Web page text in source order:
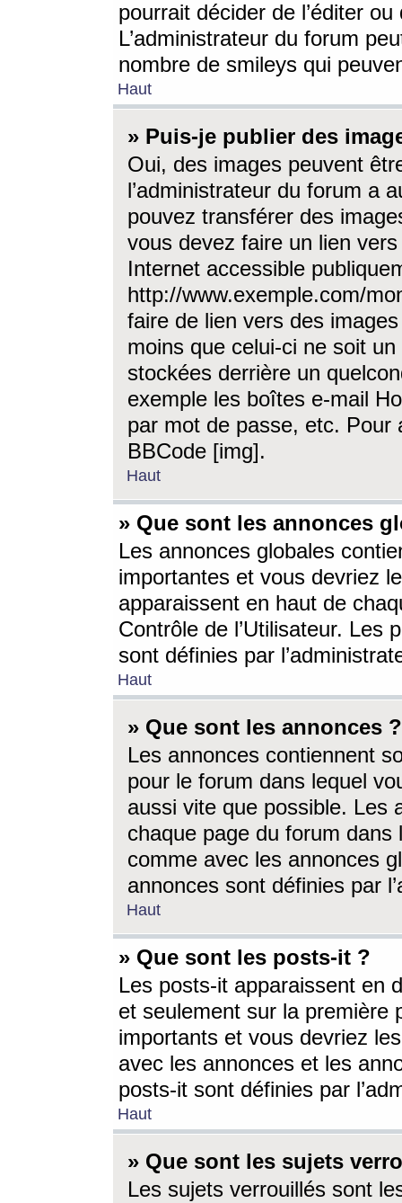
pourrait décider de l’éditer
L’administrateur du forum
nombre de smileys qui
Haut
» Puis-je publier des
Oui, des images peuvent
l’administrateur du forum a
pouvez transférer des
vous devez faire un lien
Internet accessible
http://www.exemple.com/
faire de lien vers des
moins que celui-ci ne soit
stockées derrière un
exemple les boîtes e-mail
par mot de passe, etc. Pour
BBCode [img].
Haut
» Que sont les annonces
Les annonces globales
importantes et vous devriez
apparaissent en haut de
Contrôle de l’Utilisateur. Les
sont définies par
Haut
» Que sont les annonces ?
Les annonces contiennent
pour le forum dans lequel
aussi vite que possible. Les
chaque page du forum dans
comme avec les annonces
annonces sont définies par
Haut
» Que sont les posts-it ?
Les posts-it apparaissent en
et seulement sur la première
importants et vous devriez
avec les annonces et les
posts-it sont définies par
Haut
» Que sont les sujets
Les sujets verrouillés sont